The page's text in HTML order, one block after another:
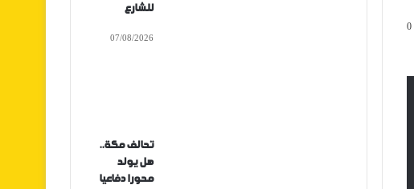
0
للشارع
07/08/2026
تحالف مكة..
هل يولد
محورا دفاعيا